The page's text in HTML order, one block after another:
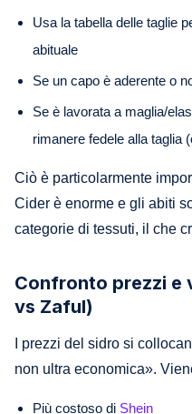
Usa la tabella delle taglie
abituale
Se un capo è aderente o
Se è lavorata a maglia/
rimanere fedele alla taglia
Ciò è particolarmente
Cider è enorme e gli abiti
categorie di tessuti, il che
Confronto prezzi e
vs Zaful)
I prezzi del sidro si
non ultra economica».
Più costoso di Shein